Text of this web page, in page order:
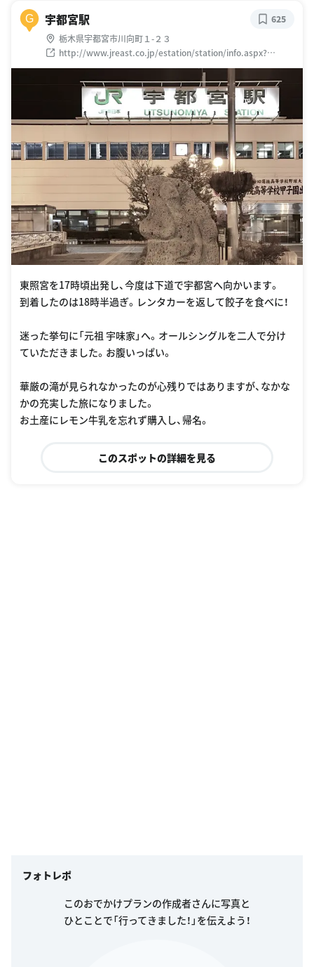
G 宇都宮駅
栃木県宇都宮市川向町１-２３
http://www.jreast.co.jp/estation/station/info.aspx?
StationCd=248
625
東照宮を17時頃出発し、今度は下道で宇都宮へ向かいます。
到着したのは18時半過ぎ。レンタカーを返して餃子を食べに！
迷った挙句に「元祖 宇味家」へ。オールシングルを二人で分け
ていただきました。お腹いっぱい。
華厳の滝が見られなかったのが心残りではありますが、なかな
かの充実した旅になりました。
お土産にレモン牛乳を忘れず購入し、帰名。
このスポットの詳細を見る
フォトレポ
このおでかけプランの作成者さんに写真と
ひとことで「行ってきました！」を伝えよう！